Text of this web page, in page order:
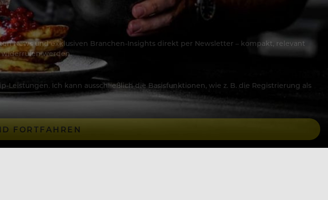
News und exklusiven Branchen-Insights direkt per Newsletter – kompakt, relevant
werden.
Ich kann ausschließlich die Basisfunktionen, wie z. B. die Registrierung als
FORTFAHREN